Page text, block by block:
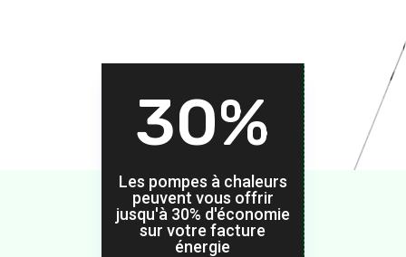
30%
Les pompes à chaleurs
peuvent vous offrir
jusqu'à 30% d'économie
sur votre facture
énergie